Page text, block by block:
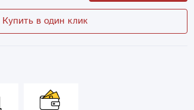
Купить в один клик